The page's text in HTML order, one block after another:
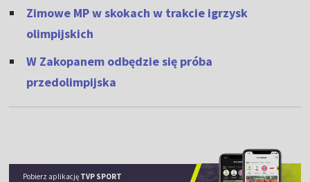
Zimowe MP w skokach w trakcie igrzysk
olimpijskich
W Zakopanem odbędzie się próba
przedolimpijska
Pobierz aplikację TVP SPORT